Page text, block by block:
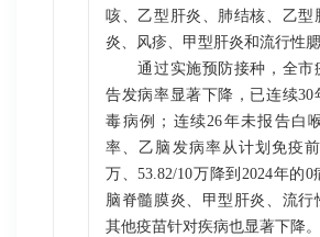
咳、乙型肝炎、肺结核、乙型
炎、风疹、甲型肝炎和流行性腮
通过实施预防接种，全市
告发病率显著下降，已连续30
毒病例；连续26年未报告白
率、乙脑发病率从计划免疫前
万、53.82/10万降到2024年的
脑脊髓膜炎、甲型肝炎、流行
其他疫苗针对疾病也显著下降。